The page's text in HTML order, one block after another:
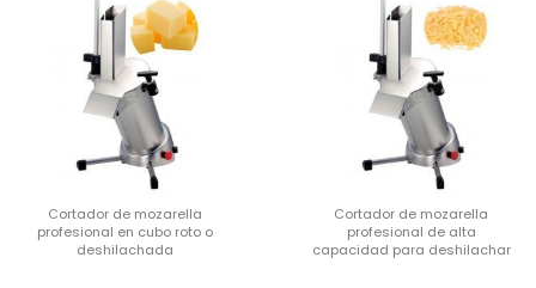
Cortador de mozarella
profesional en cubo roto o
deshilachada
Cortador de mozarella
profesional de alta
capacidad para deshilachar